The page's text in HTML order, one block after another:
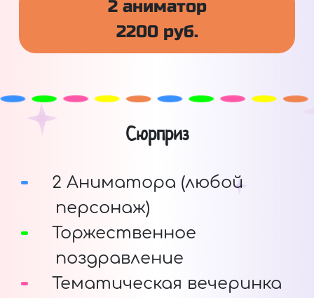
2 аниматор
2200 руб.
Сюрприз
2 Аниматора (любой
персонаж)
Торжественное
поздравление
Тематическая вечеринка